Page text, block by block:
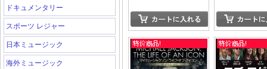
ドキュメンタリー
スポーツ レジャー
日本ミュージック
海外ミュージック